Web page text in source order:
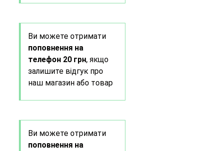
Ви можете отримати
поповнення на
телефон 20 грн, якщо
залишите відгук про
наш магазин або товар
Ви можете отримати
поповнення на